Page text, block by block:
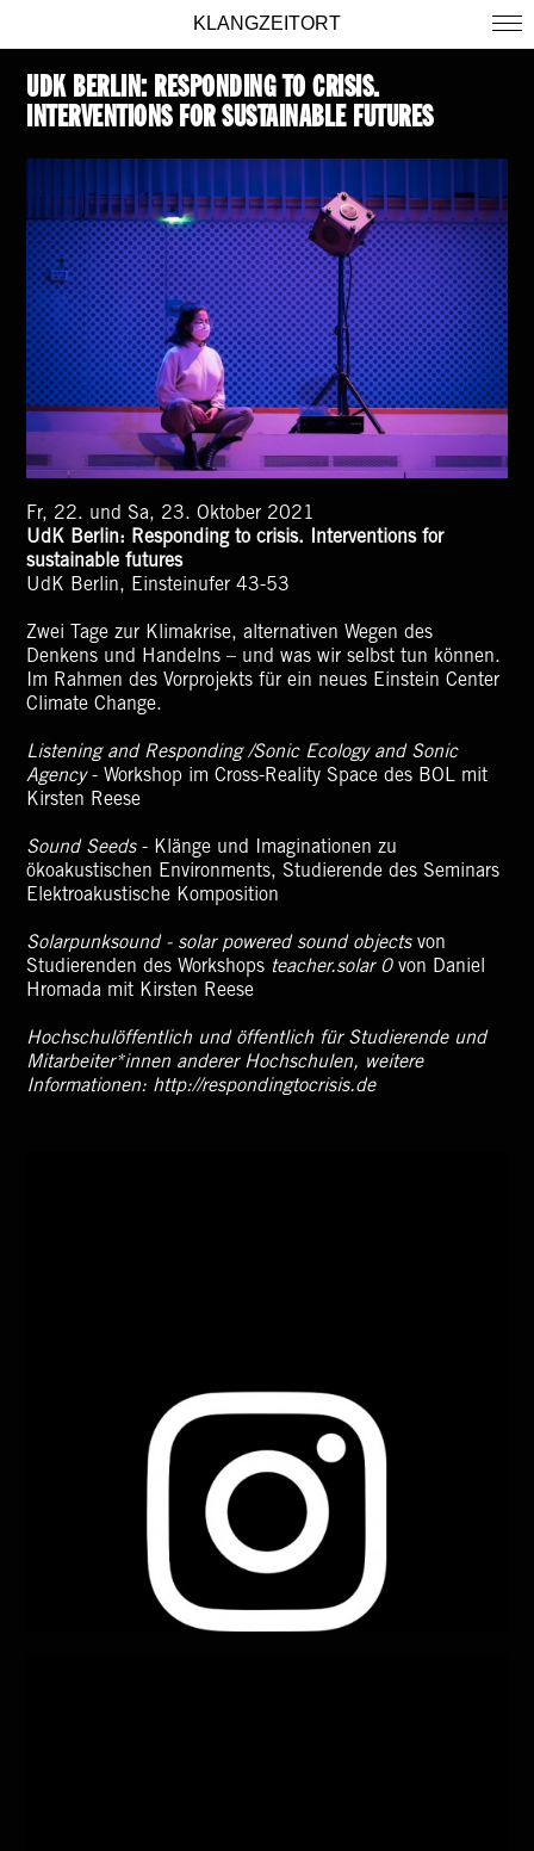
KLANGZEITORT
UDK BERLIN: RESPONDING TO CRISIS.
INTERVENTIONS FOR SUSTAINABLE FUTURES
Fr, 22. und Sa, 23. Oktober 2021
UdK Berlin: Responding to crisis. Interventions for
sustainable futures
UdK Berlin, Einsteinufer 43-53
Zwei Tage zur Klimakrise, alternativen Wegen des
Denkens und Handelns – und was wir selbst tun können.
Im Rahmen des Vorprojekts für ein neues Einstein Center
Climate Change.
Listening and Responding /Sonic Ecology and Sonic
Agency- Workshop im Cross-Reality Space des BOL mit
Kirsten Reese
Sound Seeds- Klänge und Imaginationen zu
ökoakustischen Environments, Studierende des Seminars
Elektroakustische Komposition
Solarpunksound - solar powered sound objectsvon
Studierenden des Workshops teacher.solar 0von Daniel
Hromada mit Kirsten Reese
Hochschulöffentlich und öffentlich für Studierende und
Mitarbeiter*innen anderer Hochschulen, weitere
Informationen: http://respondingtocrisis.de